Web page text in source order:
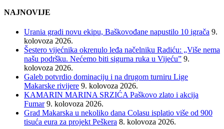
NAJNOVIJE
Urania gradi novu ekipu, Baškovođane napustilo 10 igrača 9.
kolovoza 2026.
Šestero vijećnika okrenulo leđa načelniku Radiću: „Više nema
našu podršku. Nećemo biti sigurna ruka u Vijeću” 9.
kolovoza 2026.
Galeb potvrdio dominaciju i na drugom turniru Lige
Makarske rivijere 9. kolovoza 2026.
KAMARIN MARINA SRZIĆA Paškovo zlato i akcija
Fumar 9. kolovoza 2026.
Grad Makarska u nekoliko dana Colasu isplatio više od 900
tisuća eura za projekt Peškera 8. kolovoza 2026.